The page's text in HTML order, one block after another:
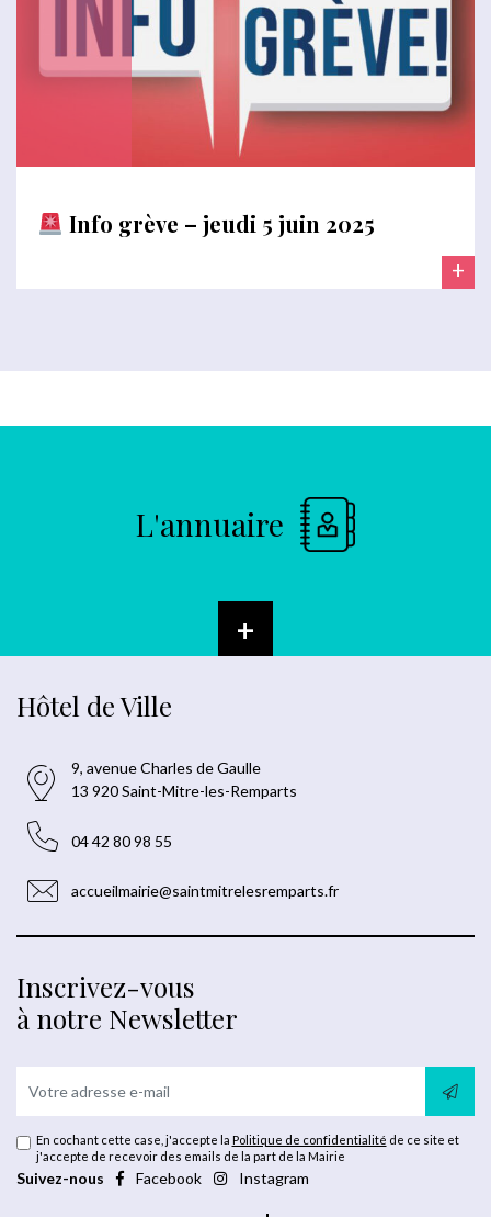
Info grève – jeudi 5 juin 2025
+
L'annuaire
+
Hôtel de Ville
9, avenue Charles de Gaulle
13 920 Saint-Mitre-les-Remparts
04 42 80 98 55
accueilmairie@saintmitrelesremparts.fr
Inscrivez-vous
à notre Newsletter
En cochant cette case, j'accepte la Politique de confidentialité de ce site et
j'accepte de recevoir des emails de la part de la Mairie
Suivez-nous Facebook Instagram